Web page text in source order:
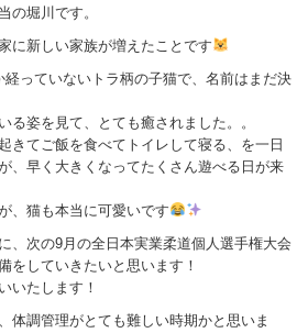
の堀川です。
に新しい家族が増えたことです
っていないトラ柄の子猫で、名前はまだ決
る姿を見て、とても癒されました。。
きてご飯を食べてトイレして寝る、を一日
、早く大きくなってたくさん遊べる日が来
、猫も本当に可愛いです
、次の9月の全日本実業柔道個人選手権大会
をしていきたいと思います！
いたします！
体調管理がとても難しい時期かと思いま